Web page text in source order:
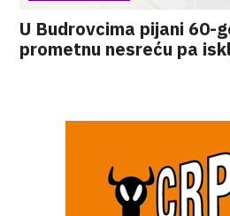
U Budrovcima pijani 60-
prometnu nesreću pa